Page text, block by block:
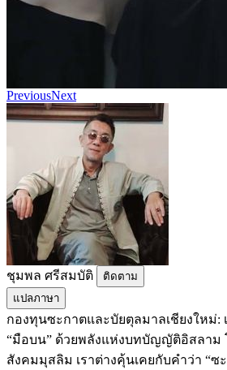
PreviousNext
ชุมพล​ ศรี​สมบัติ​
ติดตาม
แปลภาษา
กองทุนซะกาตและบัยตุลมาลเชียงใหม่:
“มือบน” ด้วยพลังแห่งบทบัญญัติอิสลาม
สังคมมุสลิม เราต่างคุ้นเคยกับคำว่า “ซ